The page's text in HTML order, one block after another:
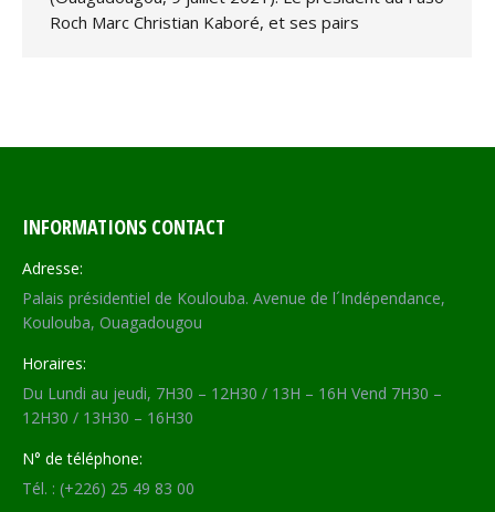
Roch Marc Christian Kaboré, et ses pairs
INFORMATIONS CONTACT
Adresse:
Palais présidentiel de Koulouba. Avenue de l´Indépendance,
Koulouba, Ouagadougou
Horaires:
Du Lundi au jeudi, 7H30 – 12H30 / 13H – 16H Vend 7H30 –
12H30 / 13H30 – 16H30
N° de téléphone:
Tél. : (+226) 25 49 83 00